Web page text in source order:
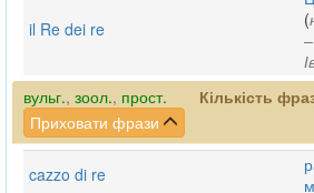
il Re dei re
(
вульг., зоол., прост. Кількість
Приховати фрази
cazzo di re